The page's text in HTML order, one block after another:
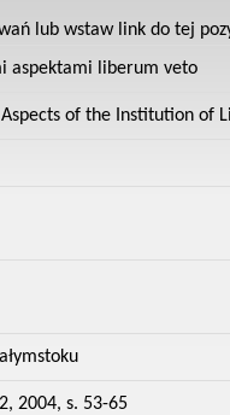
lub wstaw link do tej
aspektami liberum veto
of the Institution of
2004, s. 53-65